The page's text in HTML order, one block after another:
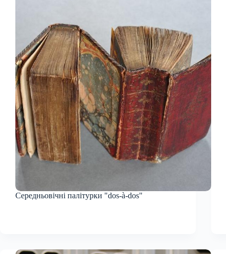
Середньовічні палітурки "dos-à-dos"